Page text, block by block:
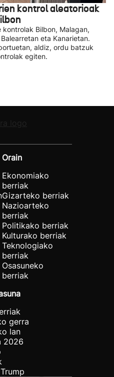
kontrol aleatorioak
Bilbon, Malagan,
eta Kanarietan.
aldiz, ordu batzuk
egiten.
Orain
Ekonomiako
berriak
Gizarteko berriak
Nazioarteko
berriak
Politikako berriak
Kulturako berriak
Teknologiako
berriak
Osasuneko
berriak
gerra
lan
2026